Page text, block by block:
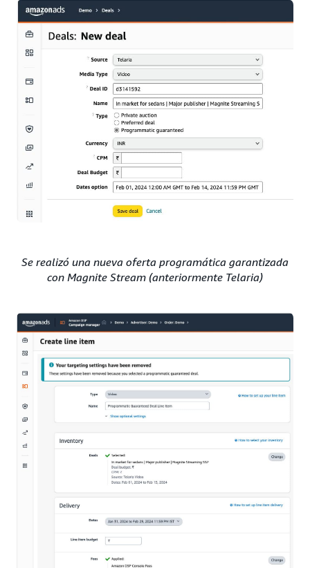
Se realizó una nueva oferta programática garantizada
con Magnite Stream (anteriormente Telaria)